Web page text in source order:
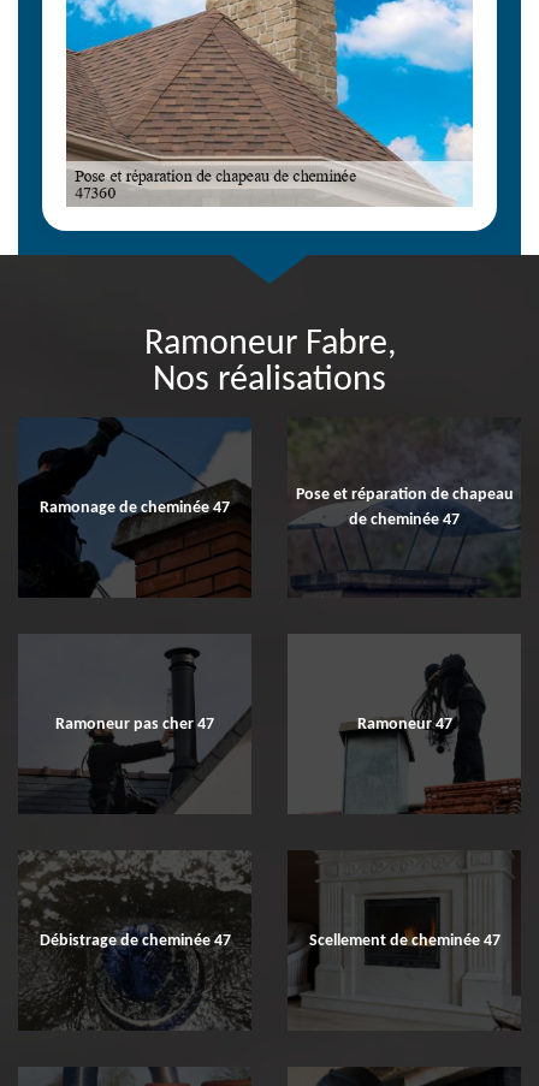
Ramoneur Fabre,
Nos réalisations
Ramonage de cheminée 47
Pose et réparation de chapeau
de cheminée 47
Ramoneur pas cher 47 Ramoneur 47
Débistrage de cheminée 47 Scellement de cheminée 47